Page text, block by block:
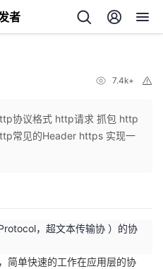
者
7.4k+
协议格式 http请求 抓包 http
常见的Header https 实现一
，超⽂本传输协 ）的协
简单快速的工作在应用层的协